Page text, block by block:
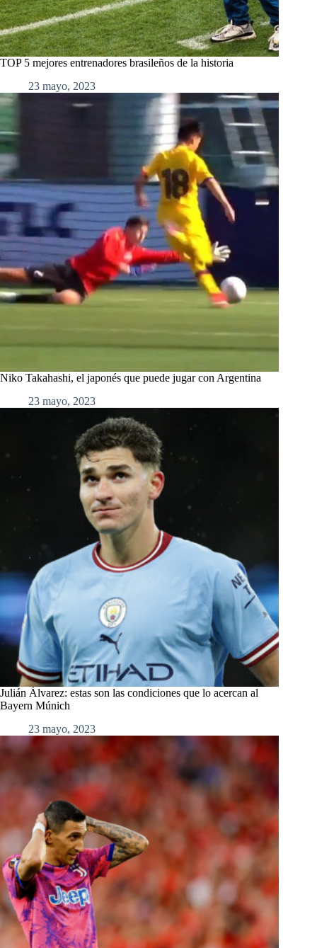
TOP 5 mejores entrenadores brasileños de la historia
23 mayo, 2023
Niko Takahashi, el japonés que puede jugar con Argentina
23 mayo, 2023
Julián Álvarez: estas son las condiciones que lo acercan al
Bayern Múnich
23 mayo, 2023